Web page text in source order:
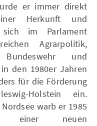
er immer direkt
Herkunft und
im Parlament
Agrarpolitik,
Bundeswehr und
den 1980er Jahren
für die Förderung
Holstein ein.
warb er 1985
einer neuen